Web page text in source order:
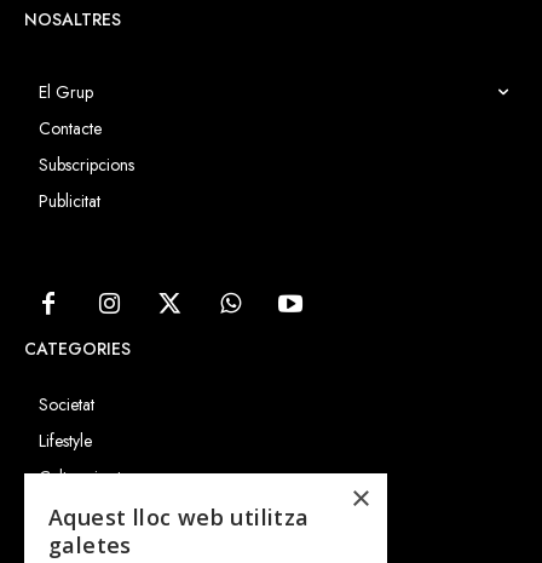
NOSALTRES
El Grup
Contacte
Subscripcions
Publicitat
CATEGORIES
Societat
Lifestyle
Cultura i art
Entrevistes
Gastronomia
×
Aquest lloc web utilitza
galetes